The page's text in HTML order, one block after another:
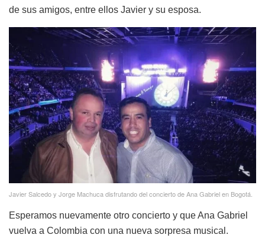
de sus amigos, entre ellos Javier y su esposa.
Javier Salcedo y Jorge Machuca disfrutando del concierto de Ana Gabriel en Bogotá.
Esperamos nuevamente otro concierto y que Ana Gabriel
vuelva a Colombia con una nueva sorpresa musical.